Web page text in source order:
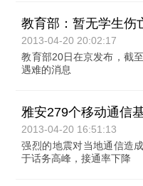
教育部：暂无学生伤
2013-04-20 20:02:17
教育部20日在京发布，截
遇难的消息
雅安279个移动通信
2013-04-20 16:51:13
强烈的地震对当地通信造
于话务高峰，接通率下降